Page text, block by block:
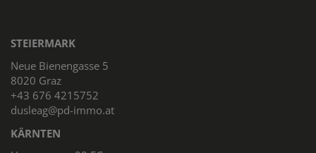
STEIERMARK
Neue Bienengasse 5
8020 Graz
+43 676 4215752
dusleag@pd-immo.at
KÄRNTEN